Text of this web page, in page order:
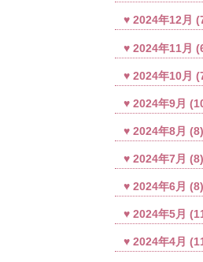
2024年12月
2024年11月
2024年10月
2024年9月
2024年8月 (8)
2024年7月 (8)
2024年6月 (8)
2024年5月
2024年4月